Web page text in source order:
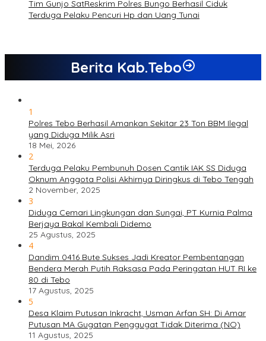
Tim Gunjo SatReskrim Polres Bungo Berhasil Ciduk
Terduga Pelaku Pencuri Hp dan Uang Tunai
Berita Kab.Tebo
1
Polres Tebo Berhasil Amankan Sekitar 23 Ton BBM Ilegal
yang Diduga Milik Asri
18 Mei, 2026
2
Terduga Pelaku Pembunuh Dosen Cantik IAK SS Diduga
Oknum Anggota Polisi Akhirnya Diringkus di Tebo Tengah
2 November, 2025
3
Diduga Cemari Lingkungan dan Sungai, PT Kurnia Palma
Berjaya Bakal Kembali Didemo
25 Agustus, 2025
4
Dandim 0416 Bute Sukses Jadi Kreator Pembentangan
Bendera Merah Putih Raksasa Pada Peringatan HUT RI ke
80 di Tebo
17 Agustus, 2025
5
Desa Klaim Putusan Inkracht, Usman Arfan SH: Di Amar
Putusan MA Gugatan Penggugat Tidak Diterima (NO)
11 Agustus, 2025